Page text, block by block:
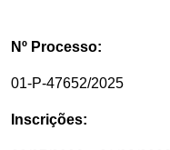
Nº Processo:
01-P-47652/2025
Inscrições: